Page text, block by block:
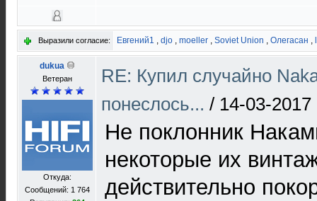
Выразили согласие: Евгений1 , djo , moeller , Soviet Union , Олегасан ,
dukua
Ветеран
Откуда:
Сообщений: 1 764
RE: Купил случайно
понеслось... / 14-03-2017
Не поклонник
некоторые их
действительно